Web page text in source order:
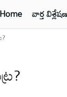
Home వార్త విశ్లేషణ